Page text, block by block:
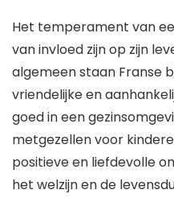
Het temperament van
van invloed zijn op zijn
algemeen staan Franse
vriendelijke en
goed in een
metgezellen voor
positieve en liefdevolle
het welzijn en de